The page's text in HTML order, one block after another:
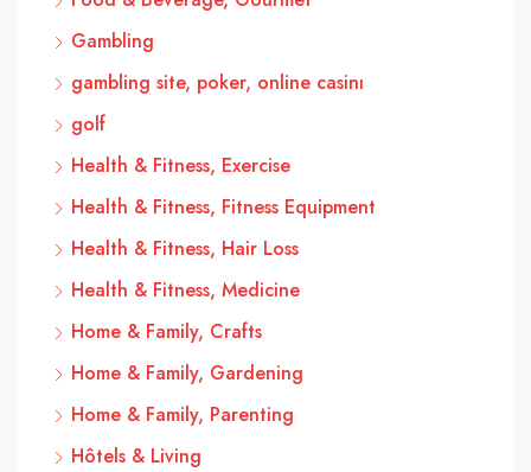
Gambling
gambling site, poker, online casinı
golf
Health & Fitness, Exercise
Health & Fitness, Fitness Equipment
Health & Fitness, Hair Loss
Health & Fitness, Medicine
Home & Family, Crafts
Home & Family, Gardening
Home & Family, Parenting
Hôtels & Living